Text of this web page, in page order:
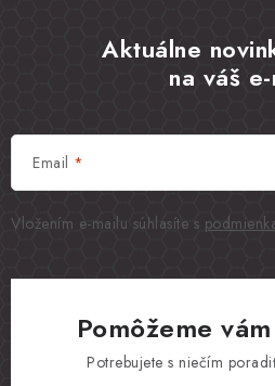
Aktuálne
na váš
Email
Vložením e-mailu súhlasíte s
Pomôžeme
Potrebujete s niečím